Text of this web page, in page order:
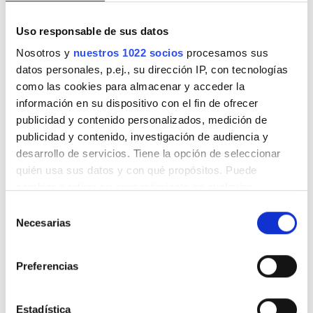
Uso responsable de sus datos
Nosotros y nuestros 1022 socios procesamos sus
datos personales, p.ej., su dirección IP, con tecnologías
como las cookies para almacenar y acceder la
información en su dispositivo con el fin de ofrecer
publicidad y contenido personalizados, medición de
publicidad y contenido, investigación de audiencia y
desarrollo de servicios. Tiene la opción de seleccionar
quién usa sus datos y con qué propósitos. Puede
el Menú de consentimiento.
Recopilar información sobre su ubicación
metros
Necesarias
Preferencias
Estadística
Clinic Manager
Jerina Pazaj
Opciones de pago
Transferencia bancaria
Reseñas
Excelente